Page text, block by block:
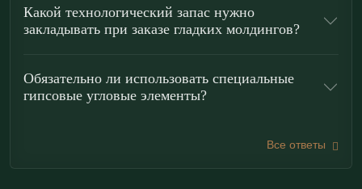
аккуратную линию стыка. Такаяархитектурная
тягапомогает собрать композицию настенной
плоскость и аккуратно скрыть переходы материалов
(краска/обои), усиливая
Какой технологический запас нужно
закладывать при заказе гладких молдингов?
Обязательно ли использовать специальные
гипсовые угловые элементы?
Все ответы